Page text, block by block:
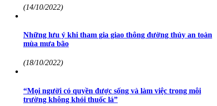
(14/10/2022)
Những lưu ý khi tham gia giao thông đường thủy an toàn
mùa mưa bão
(18/10/2022)
“Mọi người có quyền được sống và làm việc trong môi
trường không khói thuốc lá”